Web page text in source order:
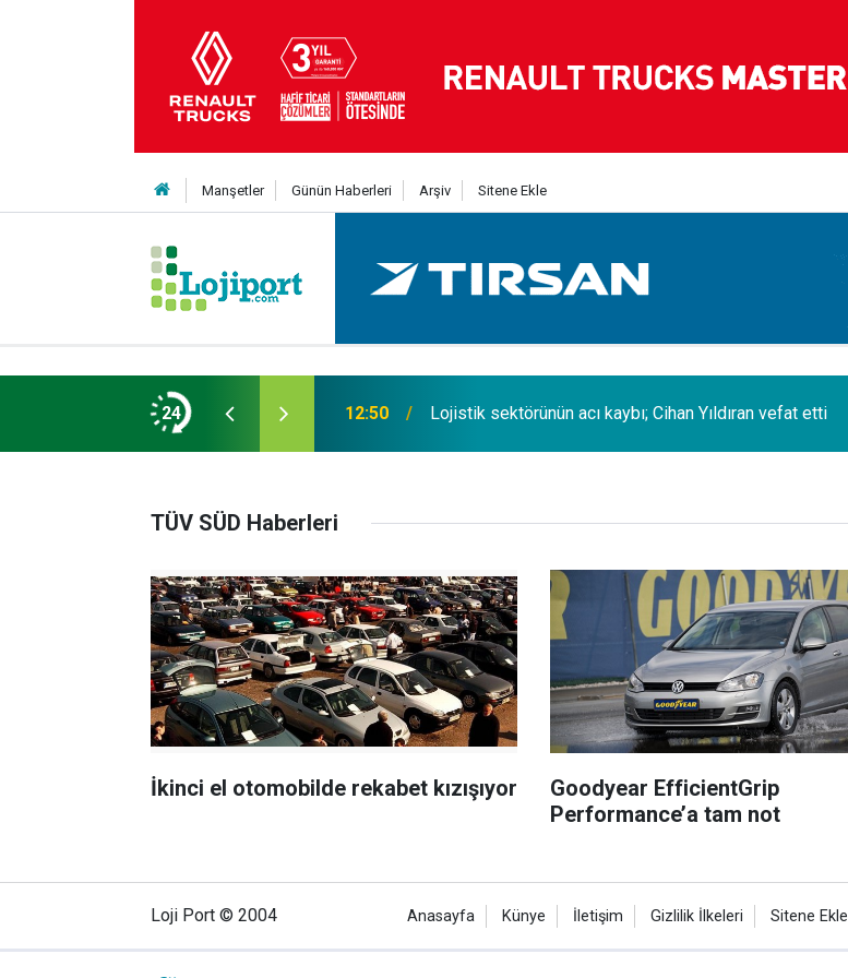
Manşetler Günün Haberleri Arşiv Sitene Ekle
24
ürün gruplarını tek noktadan yönetiyor 12:50 Lojistik sektörünün acı kaybı; Cihan Yıldıran vefat etti
TÜV SÜD Haberleri
İkinci el otomobilde rekabet kızışıyor
Goodyear EfficientGrip
Performance’a tam not
Loji Port © 2004 Anasayfa Künye İletişim Gizlilik İlkeleri Sitene Ekle